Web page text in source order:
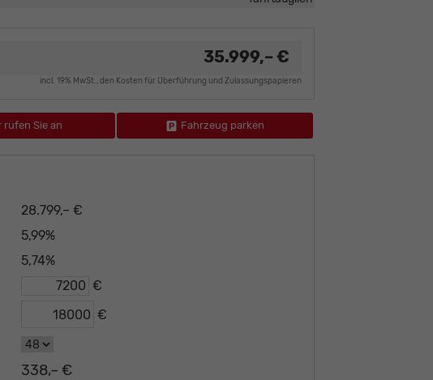
35.999,– €
incl. 19% MwSt., den Kosten für Überführung und Zulassungspapieren
rufen Sie an Fahrzeug parken
28.799,– €
5,99%
5,74%
€
€
338,– €